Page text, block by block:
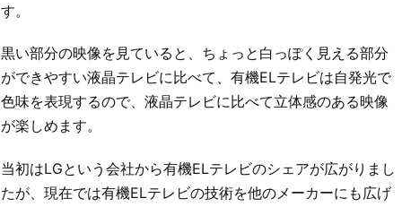
す。
黒い部分の映像を見ていると、ちょっと白っぽく見える部分
ができやすい液晶テレビに比べて、有機ELテレビは自発光で
色味を表現するので、液晶テレビに比べて立体感のある映像
が楽しめます。
当初はLGという会社から有機ELテレビのシェアが広がりまし
たが、現在では有機ELテレビの技術を他のメーカーにも広げ